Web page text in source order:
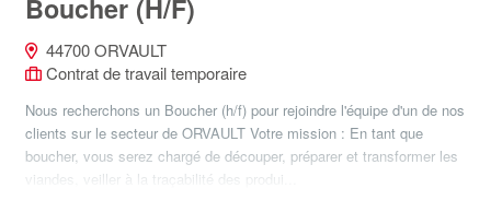
Boucher (H/F)
44700 ORVAULT
Contrat de travail temporaire
Nous recherchons un Boucher (h/f) pour rejoindre l'équipe d'un de nos
clients sur le secteur de ORVAULT Votre mission : En tant que
boucher, vous serez chargé de découper, préparer et transformer les
viandes, veiller à la traçabilité des produi...